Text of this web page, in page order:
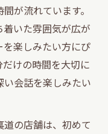
が流れています。
いた雰囲気が広が
を楽しみたい方にぴ
けの時間を大切に
い会話を楽しみたい
の店舗は、初めて